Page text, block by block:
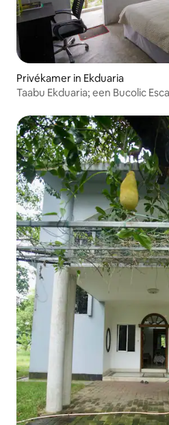
Privékamer in Ekduaria
Taabu Ekduaria; een Bucolic